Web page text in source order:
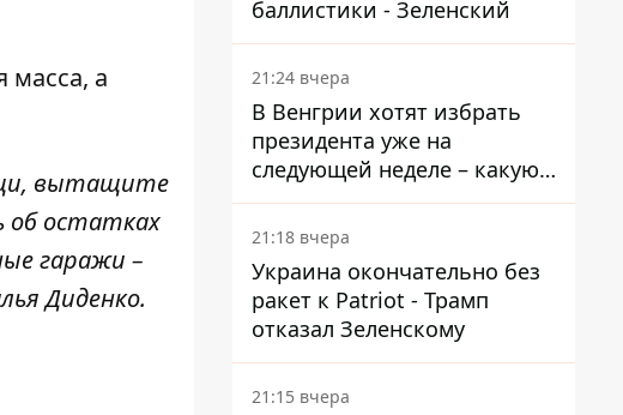
масса, а
вытащите
об остатках
гаражи –
Диденко.
баллистики - Зеленский
21:24 вчера
В Венгрии хотят избрать
президента уже на
следующей неделе – какую
дату предлагают
21:18 вчера
Украина окончательно без
ракет к Patriot - Трамп
отказал Зеленскому
21:15 вчера